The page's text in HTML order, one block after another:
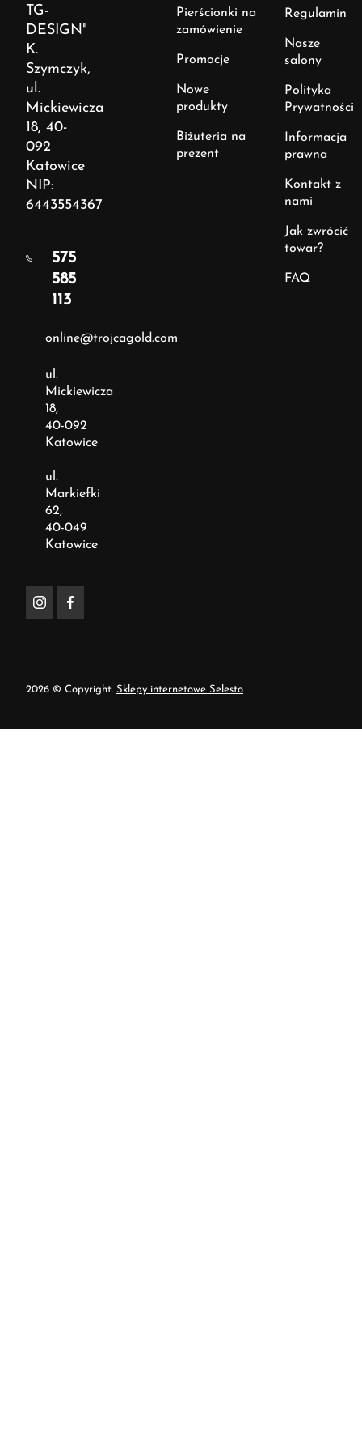
TG-
DESIGN"
K.
Szymczyk,
ul.
Mickiewicza
18, 40-
092
Katowice
NIP:
6443554367
575
585
113
online@trojcagold.com
ul.
Mickiewicza
18,
40-092
Katowice
ul.
Markiefki
62,
40-049
Katowice
Pierścionki na
zamówienie
Promocje
Nowe
produkty
Biżuteria na
prezent
Regulamin
Nasze
salony
Polityka
Prywatności
Informacja
prawna
Kontakt z
nami
Jak zwrócić
towar?
FAQ
2026 © Copyright. Sklepy internetowe Selesto